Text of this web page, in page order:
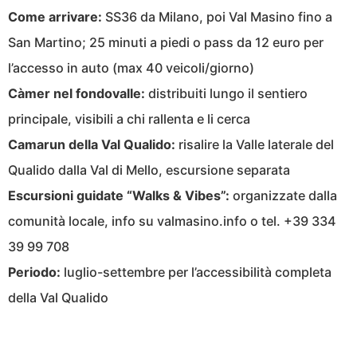
Come arrivare: SS36 da Milano, poi Val Masino fino a
San Martino; 25 minuti a piedi o pass da 12 euro per
l’accesso in auto (max 40 veicoli/giorno)
Càmer nel fondovalle: distribuiti lungo il sentiero
principale, visibili a chi rallenta e li cerca
Camarun della Val Qualido: risalire la Valle laterale del
Qualido dalla Val di Mello, escursione separata
Escursioni guidate “Walks & Vibes”: organizzate dalla
comunità locale, info su valmasino.info o tel. +39 334
39 99 708
Periodo: luglio-settembre per l’accessibilità completa
della Val Qualido